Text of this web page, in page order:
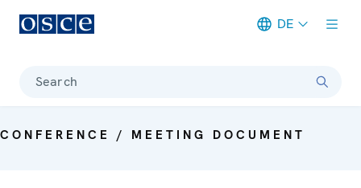
DE
Search
CONFERENCE / MEETING DOCUMENT